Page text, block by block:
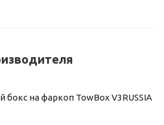
на фаркоп TowBox V3RUSSIA